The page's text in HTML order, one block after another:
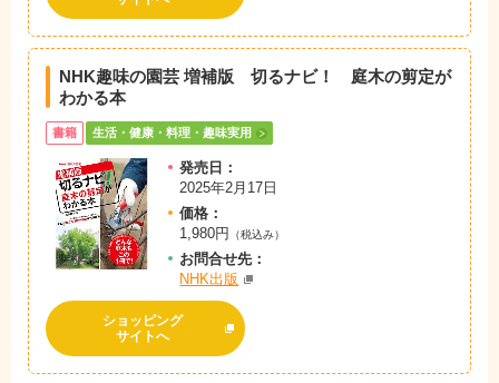
NHK趣味の園芸 増補版 切るナビ！ 庭木の剪定が
わかる本
書籍 生活・健康・料理・趣味実用
発売日：
2025年2月17日
価格：
1,980円
（税込み）
お問合せ先：
NHK出版
ショッピング
サイトへ